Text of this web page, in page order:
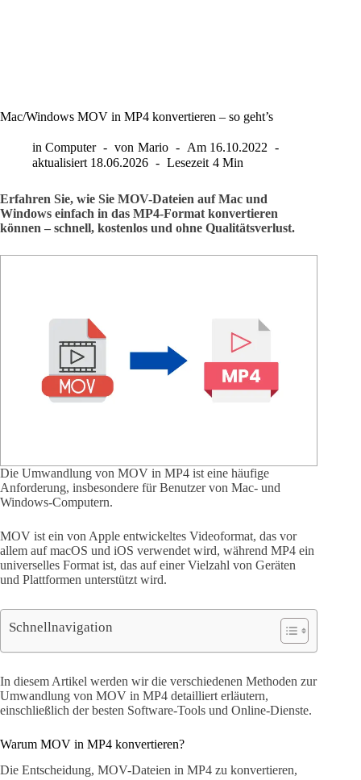
Mac/Windows MOV in MP4 konvertieren – so geht’s
in Computer von Mario Am 16.10.2022
aktualisiert 18.06.2026 Lesezeit 4 Min
Erfahren Sie, wie Sie MOV-Dateien auf Mac und
Windows einfach in das MP4-Format konvertieren
können – schnell, kostenlos und ohne Qualitätsverlust.
Die Umwandlung von MOV in MP4 ist eine häufige
Anforderung, insbesondere für Benutzer von Mac- und
Windows-Computern.
MOV ist ein von Apple entwickeltes Videoformat, das vor
allem auf macOS und iOS verwendet wird, während MP4 ein
universelles Format ist, das auf einer Vielzahl von Geräten
und Plattformen unterstützt wird.
Schnellnavigation
In diesem Artikel werden wir die verschiedenen Methoden zur
Umwandlung von MOV in MP4 detailliert erläutern,
einschließlich der besten Software-Tools und Online-Dienste.
Warum MOV in MP4 konvertieren?
Die Entscheidung, MOV-Dateien in MP4 zu konvertieren,